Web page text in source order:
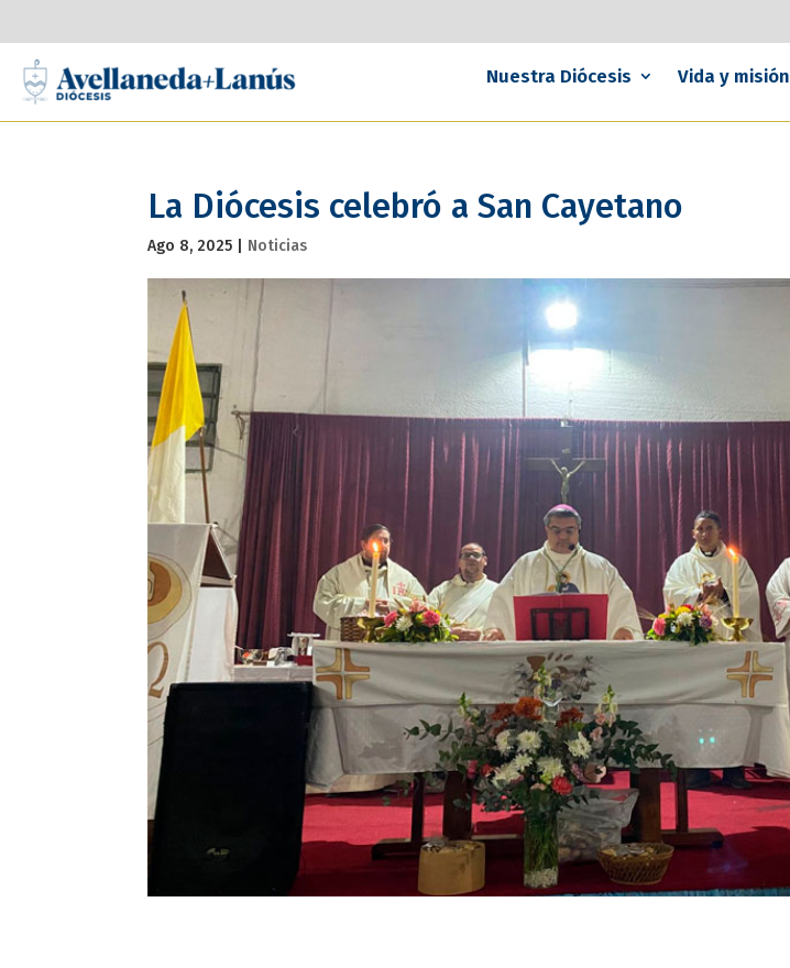
Nuestra Diócesis Vida y misión
La Diócesis celebró a San Cayetano
Ago 8, 2025 Noticias